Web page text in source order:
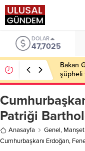
DOLAR
47,7025
Bakan
şüpheli
Patriği
Anasayfa Genel, Manşet
Cumhurbaşkanı Erdoğan,